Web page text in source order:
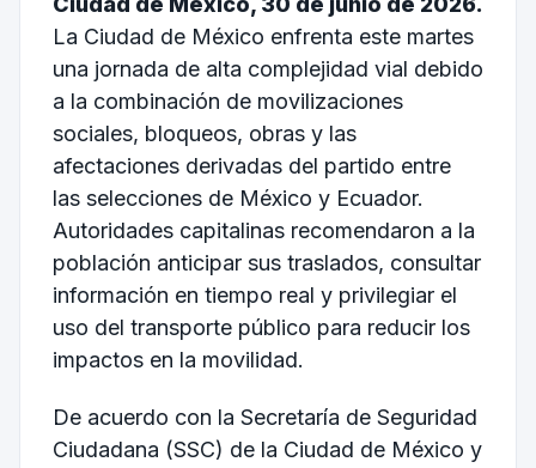
La Ciudad de México enfrenta este martes
una jornada de alta complejidad vial debido
a la combinación de movilizaciones
sociales, bloqueos, obras y las
afectaciones derivadas del partido entre
las selecciones de México y Ecuador.
Autoridades capitalinas recomendaron a la
población anticipar sus traslados, consultar
información en tiempo real y privilegiar el
uso del transporte público para reducir los
impactos en la movilidad.
De acuerdo con la Secretaría de Seguridad
Ciudadana (SSC) de la Ciudad de México y